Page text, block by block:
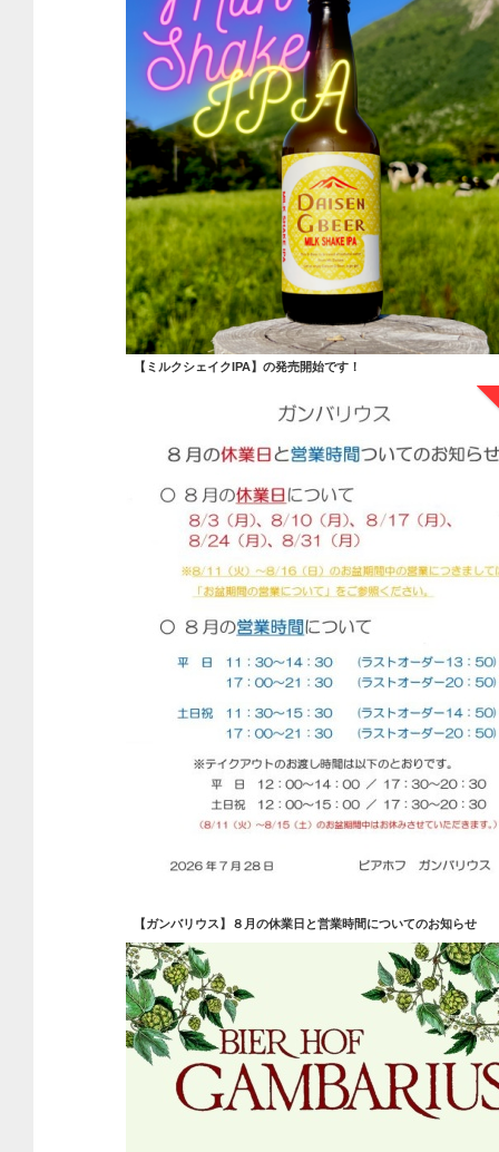
【ミルクシェイクIPA】の発売開始です！
【ガンバリウス】８月の休業日と営業時間についてのお知らせ